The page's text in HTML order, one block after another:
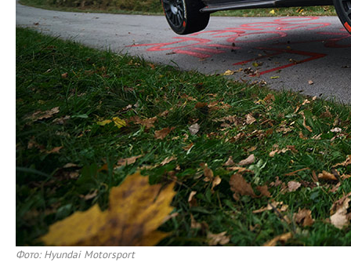
Фото: Hyundai Motorsport